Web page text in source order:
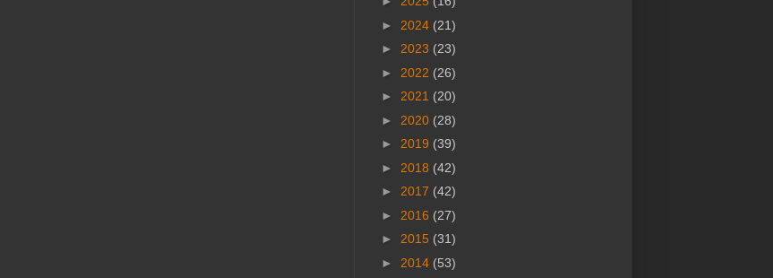
► 2024 (21)
► 2023 (23)
► 2022 (26)
► 2021 (20)
► 2020 (28)
► 2019 (39)
► 2018 (42)
► 2017 (42)
► 2016 (27)
► 2015 (31)
► 2014 (53)